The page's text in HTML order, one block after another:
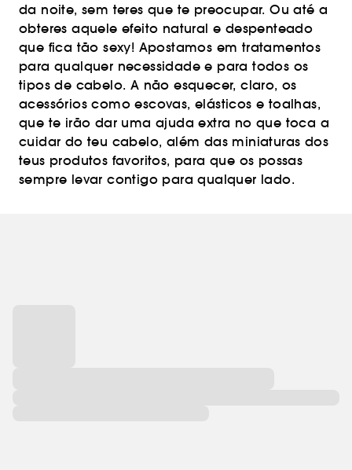
da noite, sem teres que te preocupar. Ou até a
obteres aquele efeito natural e despenteado
que fica tão sexy! Apostamos em tratamentos
para qualquer necessidade e para todos os
tipos de cabelo. A não esquecer, claro, os
acessórios como escovas, elásticos e toalhas,
que te irão dar uma ajuda extra no que toca a
cuidar do teu cabelo, além das miniaturas dos
teus produtos favoritos, para que os possas
sempre levar contigo para qualquer lado.